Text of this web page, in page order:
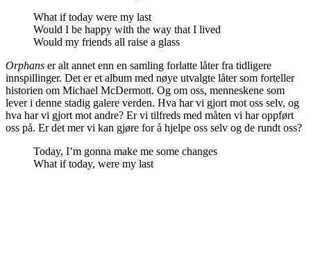
What if today were my last
Would I be happy with the way that I lived
Would my friends all raise a glass
Orphans er alt annet enn en samling forlatte låter fra tidligere
innspillinger. Det er et album med nøye utvalgte låter som forteller
historien om Michael McDermott. Og om oss, menneskene som
lever i denne stadig galere verden. Hva har vi gjort mot oss selv, og
hva har vi gjort mot andre? Er vi tilfreds med måten vi har oppført
oss på. Er det mer vi kan gjøre for å hjelpe oss selv og de rundt oss?
Today, I’m gonna make me some changes
What if today, were my last